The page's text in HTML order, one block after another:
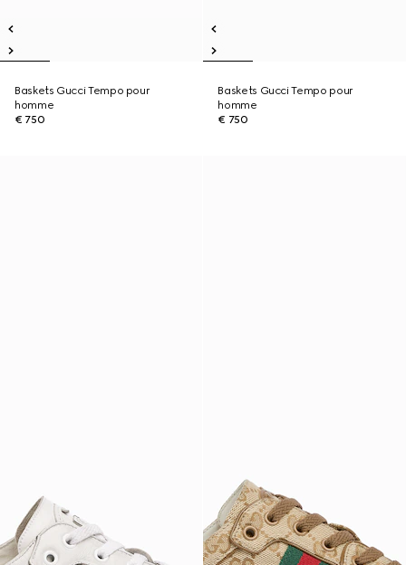
Baskets Gucci Tempo pour
homme
€ 750
Baskets Gucci Tempo pour
homme
€ 750